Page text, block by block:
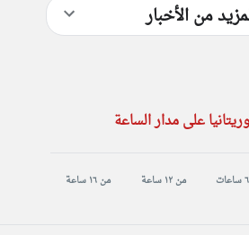
من الأخبار
على مدار الساعة
من ١٢ ساعة من ١٦ ساعة